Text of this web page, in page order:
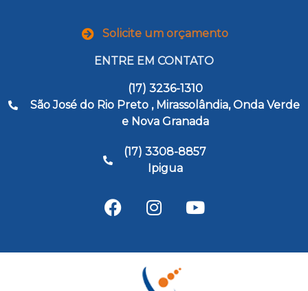
Solicite um orçamento
ENTRE EM CONTATO
(17) 3236-1310
São José do Rio Preto , Mirassolândia, Onda Verde
e Nova Granada
(17) 3308-8857
Ipigua